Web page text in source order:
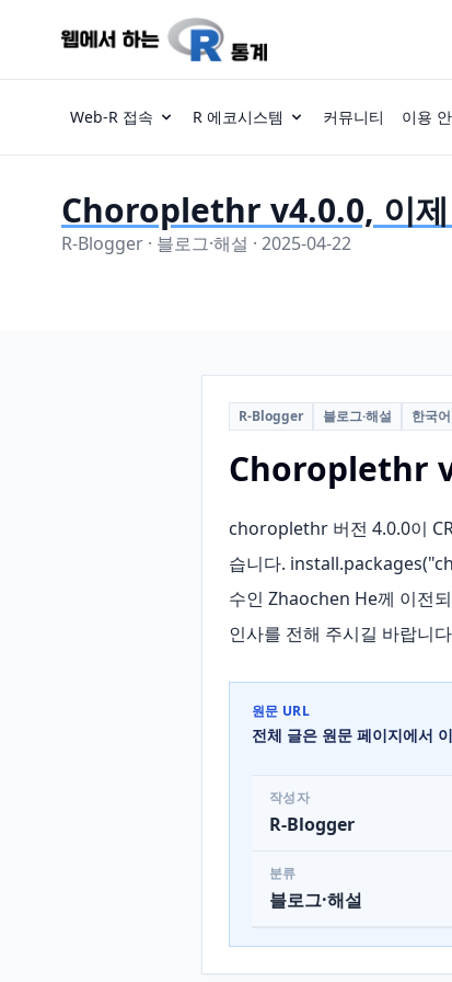
Web-R 접속 R 에코시스템 커뮤니티 이용
Choroplethr v4.0.0, 이제
R-Blogger · 블로그·해설 · 2025-04-22
R-Blogger 블로그·해설 한국어
Choroplethr
choroplethr 버전 4.0.0이
습니다.
수인 Zhaochen He께 이전
인사를 전해 주시길 바랍니
원문 URL
전체 글은 원문 페이지에서
작성자
R-Blogger
분류
블로그·해설